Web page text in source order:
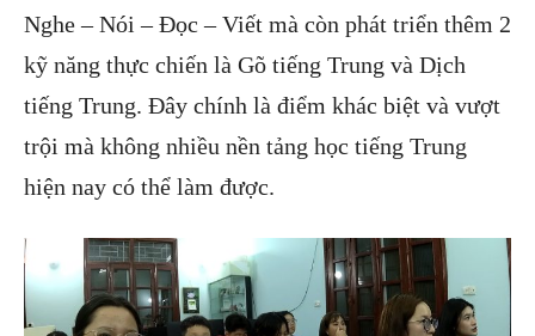
Nghe – Nói – Đọc – Viết mà còn phát triển thêm 2
kỹ năng thực chiến là Gõ tiếng Trung và Dịch
tiếng Trung. Đây chính là điểm khác biệt và vượt
trội mà không nhiều nền tảng học tiếng Trung
hiện nay có thể làm được.